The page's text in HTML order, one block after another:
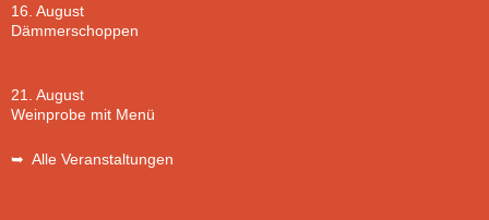
16. August
Dämmerschoppen
21. August
Weinprobe mit Menü
➥ Alle Veranstaltungen